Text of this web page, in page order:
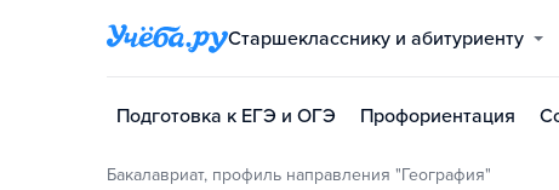
Старшекласснику и абитуриенту
Подготовка к ЕГЭ и ОГЭ Профориентация
Бакалавриат, профиль направления "География"